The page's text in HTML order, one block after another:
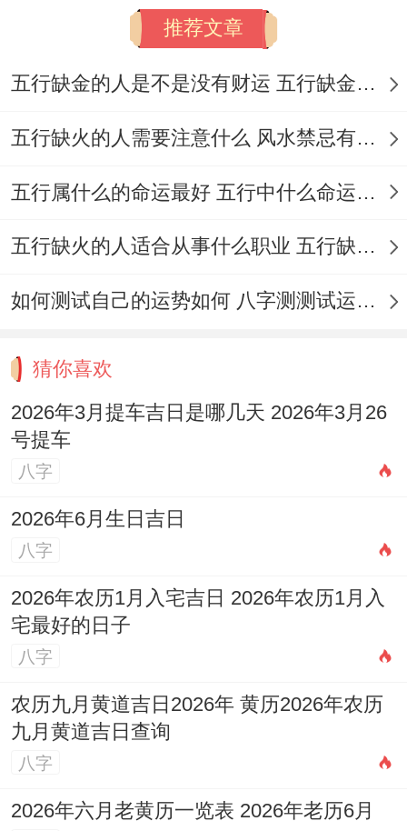
方位;2025年太岁位在东南，岁破位在西北.
摆摊选址需避开西北方位进行货架改造 民俗
动线
■ 忌九星凶位陈列:根据当日九星方位。
说真的、如遇二黑病符星或五黄煞星所在方
同。比方说11月17日七赤星主事;正西方位
不宜堆放杂物,现实层面可避免贵重商品损耗
■ 这个忌五行相克配色:摆摊装饰需考虑日柱
如11月9日壬午木日、忌大面积使用金属色
定让！发生视觉压迫波同购买欲
■ 忌吉时外启要紧事:一切的。
都吉日标注的核心吉时（如辰时、午时）事
能量峰值时段 错过这些时段进行首单交易或
签约 -传统认为减弱吉日效力~现实中说不定
错失客流高峰
推荐文章
五行缺金的人是不是没有财运 五行缺金的人命运好不好
五行缺火的人需要注意什么 风水禁忌有哪些
五行属什么的命运最好 五行中什么命运势旺盛
五行缺火的人适合从事什么职业 五行缺火的人适合从事的职业有哪些
如何测试自己的运势如何 八字测测试运运程
猜你喜欢
2026年3月提车吉日是哪几天 2026年3月26
号提车
八字
2026年6月生日吉日
八字
2026年农历1月入宅吉日 2026年农历1月入
宅最好的日子
八字
农历九月黄道吉日2026年 黄历2026年农历
九月黄道吉日查询
八字
2026年六月老黄历一览表 2026年老历6月